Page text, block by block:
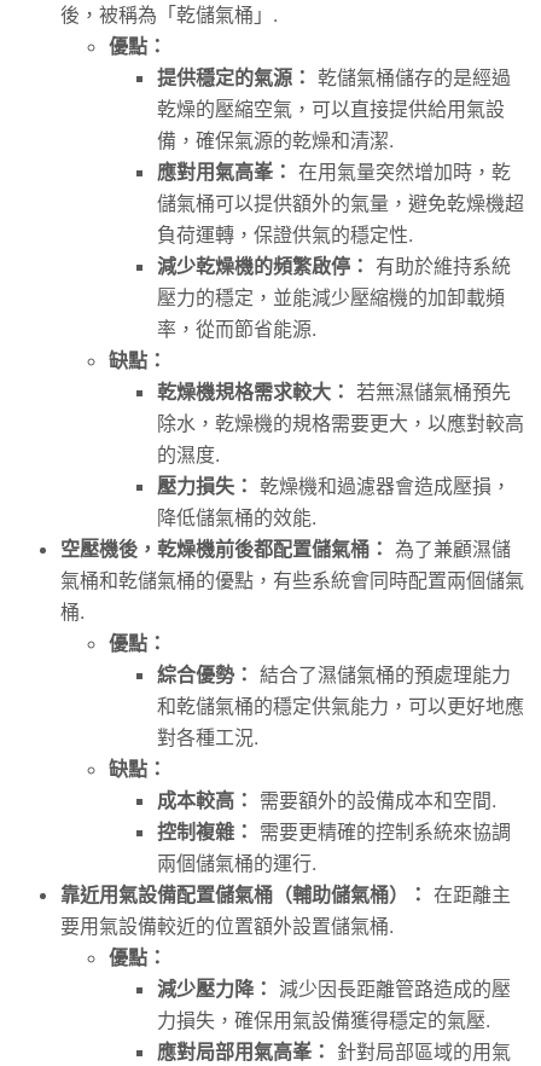
後，被稱為「乾儲氣桶」.
優點：
提供穩定的氣源： 乾儲氣桶儲存的是經過
乾燥的壓縮空氣，可以直接提供給用氣設
備，確保氣源的乾燥和清潔.
應對用氣高峯： 在用氣量突然增加時，乾
儲氣桶可以提供額外的氣量，避免乾燥機超
負荷運轉，保證供氣的穩定性.
減少乾燥機的頻繁啟停： 有助於維持系統
壓力的穩定，並能減少壓縮機的加卸載頻
率，從而節省能源.
缺點：
乾燥機規格需求較大： 若無濕儲氣桶預先
除水，乾燥機的規格需要更大，以應對較高
的濕度.
壓力損失： 乾燥機和過濾器會造成壓損，
降低儲氣桶的效能.
空壓機後，乾燥機前後都配置儲氣桶： 為了兼顧濕儲
氣桶和乾儲氣桶的優點，有些系統會同時配置兩個儲氣
桶.
優點：
綜合優勢： 結合了濕儲氣桶的預處理能力
和乾儲氣桶的穩定供氣能力，可以更好地應
對各種工況.
缺點：
成本較高： 需要額外的設備成本和空間.
控制複雜： 需要更精確的控制系統來協調
兩個儲氣桶的運行.
靠近用氣設備配置儲氣桶（輔助儲氣桶）： 在距離主
要用氣設備較近的位置額外設置儲氣桶.
優點：
減少壓力降： 減少因長距離管路造成的壓
力損失，確保用氣設備獲得穩定的氣壓.
應對局部用氣高峯： 針對局部區域的用氣